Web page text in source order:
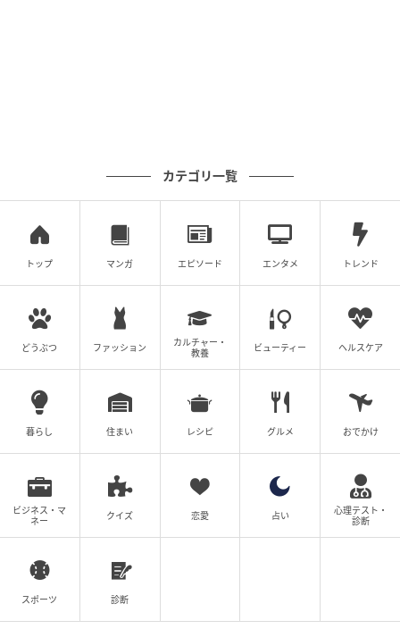
カテゴリ一覧
トップ マンガ エピソード エンタメ トレンド
どうぶつ ファッション
カルチャー・
教養
ビューティー ヘルスケア
暮らし 住まい レシピ グルメ おでかけ
ビジネス・マ
ネー
クイズ 恋愛 占い
心理テスト・
診断
スポーツ 診断